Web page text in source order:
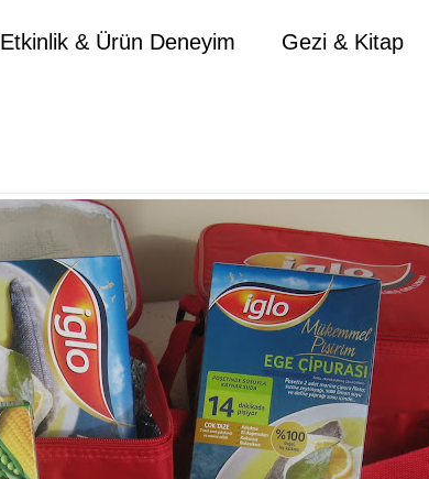
Etkinlik & Ürün Deneyim Gezi & Kitap